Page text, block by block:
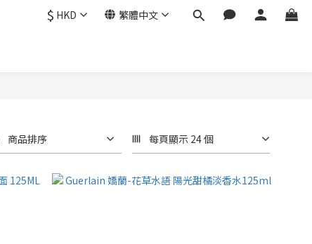
$ HKD 繁體中文
商品排序 每頁顯示 24 個